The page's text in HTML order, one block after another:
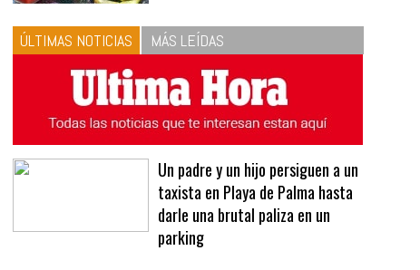
ÚLTIMAS NOTICIAS MÁS LEÍDAS
Un padre y un hijo persiguen a un
taxista en Playa de Palma hasta
darle una brutal paliza en un
parking